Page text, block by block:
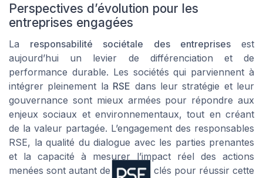
Perspectives d’évolution pour les
entreprises engagées
La responsabilité sociétale des entreprisesest
aujourd’hui un levier de différenciation et de
performance durable. Les sociétés qui parviennent à
intégrer pleinement la RSE dans leur stratégie et leur
gouvernance sont mieux armées pour répondre aux
enjeux sociaux et environnementaux, tout en créant
de la valeur partagée. L’engagement des responsables
RSE, la qualité du dialogue avec les parties prenantes
et la capacité à mesurer l’impact réel des actions
menées sont autant de facteurs clés pour réussir cette